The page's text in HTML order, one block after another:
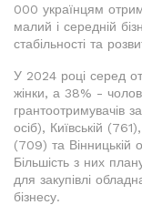
000 українцям
малий і середній
стабільності та
У 2024 році серед
жінки, а 38% -
грантоотримувачів
осіб), Київській
(709) та Вінницькій
Більшість з них
для закупівлі
бізнесу.